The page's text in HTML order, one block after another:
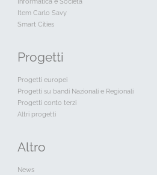
Item Carlo Savy
Smart Cities
Progetti
Progetti europei
Progetti su bandi Nazionali e Regionali
Progetti conto terzi
Altri progetti
Altro
News